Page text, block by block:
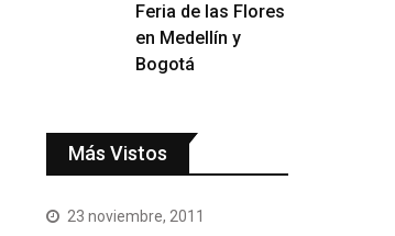
Feria de las Flores
en Medellín y
Bogotá
Más Vistos
23 noviembre, 2011